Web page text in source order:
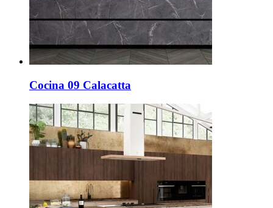
Cocina 09 Calacatta